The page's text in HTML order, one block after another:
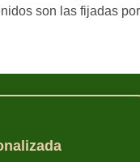
son las fijadas